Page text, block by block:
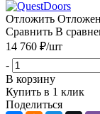
Отложить
Сравнить В
14 760 ₽/шт
-
В корзину
Купить в 1 клик
Поделиться